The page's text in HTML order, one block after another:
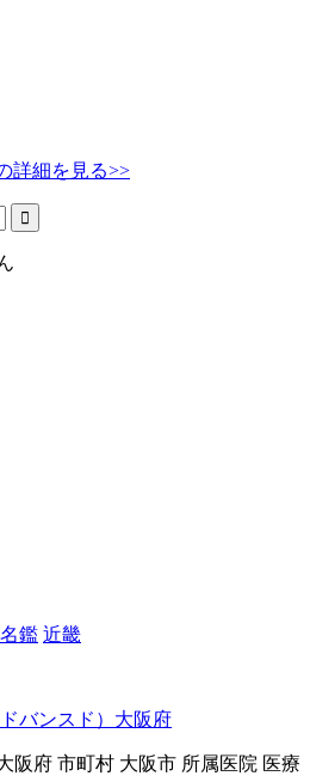
詳細を見る>>
鑑 近畿
バンスド）大阪府
阪府 市町村 大阪市 所属医院 医療